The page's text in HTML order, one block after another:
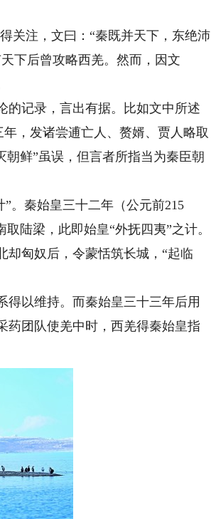
注，文曰：“秦既并天下，东绝沛
下后曾攻略西羌。然而，因文
记录，言出有据。比如文中所述
，发诸尝逋亡人、赘婿、贾人略取
朝鲜”虽误，但言者所指当为秦臣朝
秦始皇三十二年（公元前215
陆梁，此即始皇“外抚四夷”之计。
却匈奴后，令蒙恬筑长城，“起临
以维持。而秦始皇三十三年后用
药团队使羌中时，西羌得秦始皇指